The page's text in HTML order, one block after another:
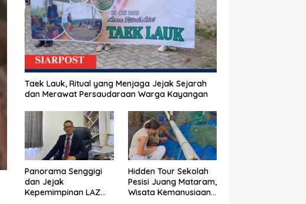
Taek Lauk, Ritual yang Menjaga Jejak Sejarah
dan Merawat Persaudaraan Warga Kayangan
Panorama Senggigi
dan Jejak
Kepemimpinan LAZ
Hidden Tour Sekolah
Pesisi Juang Mataram,
Wisata Kemanusiaan